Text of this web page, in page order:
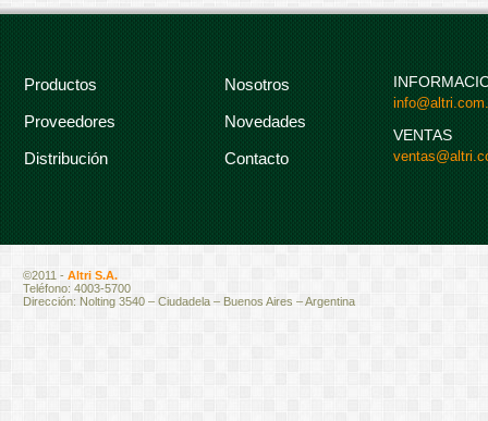
Productos
Nosotros
Proveedores
Novedades
Distribución
Contacto
VENTAS
©2011 - Altri S.A.
Teléfono: 4003-5700
Dirección: Nolting 3540 – Ciudadela – Buenos Aires – Argentina